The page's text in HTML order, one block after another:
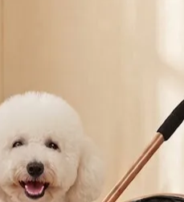
國鬥牛幼犬專用乾糧
用。
物分離蛋白*、動物脂肪、
酵母萃取(β-葡聚醣來源)、金